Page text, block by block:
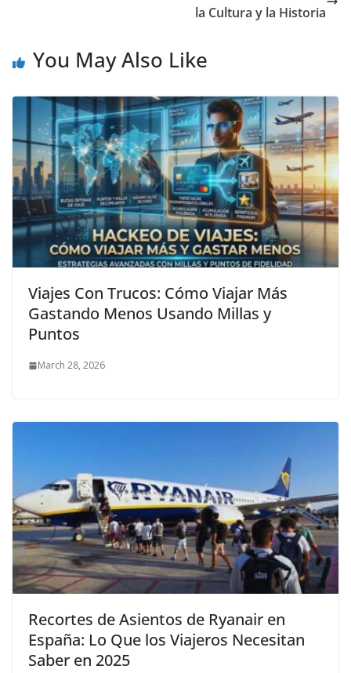
la Cultura y la Historia
You May Also Like
Viajes Con Trucos: Cómo Viajar Más
Gastando Menos Usando Millas y
Puntos
March 28, 2026
Recortes de Asientos de Ryanair en
España: Lo Que los Viajeros Necesitan
Saber en 2025